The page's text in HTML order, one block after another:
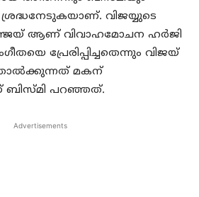
വിജയ്യുടെ
ആണ് വിവാഹമോചന ഹർജി
പ്രേരിപ്പിച്ചതെന്നും വിജയ്
മകന്
പറഞ്ഞത്.
Advertisements